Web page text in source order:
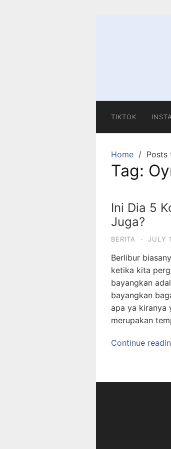
TIKTOK
Home Posts
Tag:
Ini Dia 5
Juga?
BERITA · JULY
Berlibur
ketika kita
bayangkan
bayangkan
apa ya kiranya
merupakan
Continue